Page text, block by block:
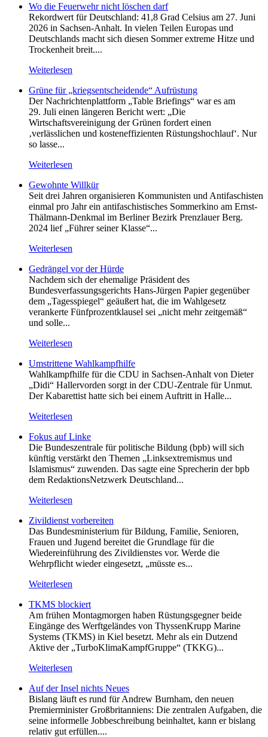
Wo die Feuerwehr nicht löschen darf
Rekordwert für Deutschland: 41,8 Grad Celsius am 27. Juni
2026 in Sachsen-Anhalt. In vielen Teilen Europas und
Deutschlands macht sich diesen Sommer extreme Hitze und
Trockenheit breit....
Weiterlesen
Grüne für „kriegsentscheidende“ Aufrüstung
Der Nachrichtenplattform „Table Briefings“ war es am
29. Juli einen längeren Bericht wert: „Die
Wirtschaftsvereinigung der Grünen fordert einen
‚verlässlichen und kosteneffizienten Rüstungshochlauf‘. Nur
so lasse...
Weiterlesen
Gewohnte Willkür
Seit drei Jahren organisieren Kommunisten und Antifaschisten
einmal pro Jahr ein antifaschistisches Sommerkino am Ernst-
Thälmann-Denkmal im Berliner Bezirk Prenzlauer Berg.
2024 lief „Führer seiner Klasse“...
Weiterlesen
Gedrängel vor der Hürde
Nachdem sich der ehemalige Präsident des
Bundesverfassungsgerichts Hans-Jürgen Papier gegenüber
dem „Tagesspiegel“ geäußert hat, die im Wahlgesetz
verankerte Fünfprozentklausel sei „nicht mehr zeitgemäß“
und solle...
Weiterlesen
Umstrittene Wahlkampfhilfe
Wahlkampfhilfe für die CDU in Sachsen-Anhalt von Dieter
„Didi“ Hallervorden sorgt in der CDU-Zentrale für Unmut.
Der Kabarettist hatte sich bei einem Auftritt in Halle...
Weiterlesen
Fokus auf Linke
Die Bundeszentrale für politische Bildung (bpb) will sich
künftig verstärkt den Themen „Linksextremismus und
Islamismus“ zuwenden. Das sagte eine Sprecherin der bpb
dem RedaktionsNetzwerk Deutschland...
Weiterlesen
Zivildienst vorbereiten
Das Bundesministerium für Bildung, Familie, Senioren,
Frauen und Jugend bereitet die Grundlage für die
Wiedereinführung des Zivildienstes vor. Werde die
Wehrpflicht wieder eingesetzt, „müsste es...
Weiterlesen
TKMS blockiert
Am frühen Montagmorgen haben Rüstungsgegner beide
Eingänge des Werftgeländes von ThyssenKrupp Marine
Systems (TKMS) in Kiel besetzt. Mehr als ein Dutzend
Aktive der „TurboKlimaKampfGruppe“ (TKKG)...
Weiterlesen
Auf der Insel nichts Neues
Bislang läuft es rund für Andrew Burnham, den neuen
Premierminister Großbritanniens: Die zentralen Aufgaben, die
seine informelle Jobbeschreibung beinhaltet, kann er bislang
relativ gut erfüllen....